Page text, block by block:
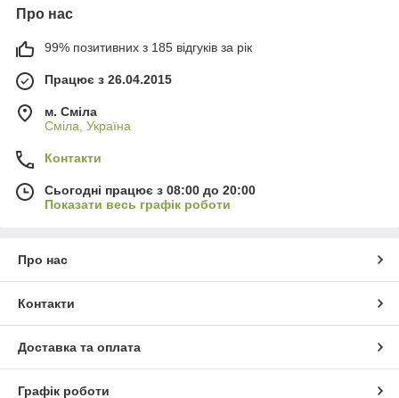
Про нас
99% позитивних з 185 відгуків за рік
Працює з 26.04.2015
м. Сміла
Сміла, Україна
Контакти
Сьогодні працює з 08:00 до 20:00
Показати весь графік роботи
Про нас
Контакти
Доставка та оплата
Графік роботи